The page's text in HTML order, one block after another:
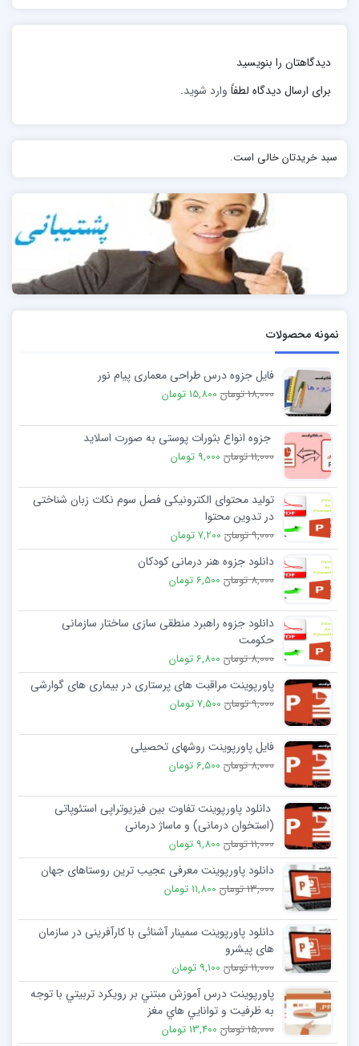
حرکت پرتابی حرکتی است با سرعت ثابت افقی که با حرکت با
بردارهای سرعت در جهت‌ محورهای مختصات دارای
اندازه‌های متغیری هستند.
دیدگاهتان را بنویسید
برای ارسال دیدگاه لطفاً وارد شوید.
سبد خریدتان خالی است.
نمونه محصولات
فایل جزوه درس طراحی معماری پیام نور
18,000 تومان 15,800 تومان
جزوه انواع بثورات پوستی به صورت اسلاید
11,000 تومان 9,000 تومان
تولید محتوای الکترونیکی فصل سوم نکات زبان شناختی
در تدوین محتوا
9,000 تومان 7,200 تومان
دانلود جزوه هنر درمانی کودکان
8,000 تومان 6,500 تومان
دانلود جزوه راهبرد منطقی سازی ساختار سازمانی
حکومت
8,000 تومان 6,800 تومان
پاورپوینت مراقبت های پرستاری در بیماری های گوارشی
9,000 تومان 7,500 تومان
فایل پاورپوینت روشهای تحصيلی
8,000 تومان 6,500 تومان
دانلود پاورپوینت تفاوت بین فیزیوتراپی استئوپاتی
(استخوان درمانی) و ماساژ درمانی
11,000 تومان 9,800 تومان
دانلود پاورپوینت معرفی عجیب ترین روستاهای جهان
13,000 تومان 11,800 تومان
دانلود پاورپوینت سمینار آشنائی با کارآفرینی در سازمان
های پیشرو
11,000 تومان 9,100 تومان
پاورپوینت درس آموزش مبتني بر رويكرد تربيتي با توجه
به ظرفيت و توانايي هاي مغز
15,000 تومان 13,400 تومان